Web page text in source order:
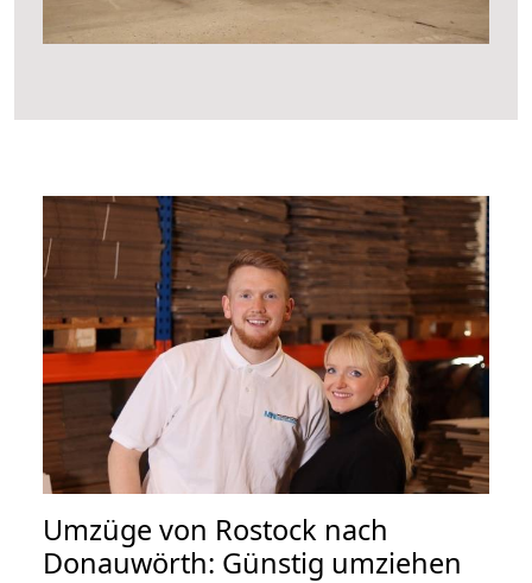
Umzüge von Rostock nach
Donauwörth: Günstig umziehen